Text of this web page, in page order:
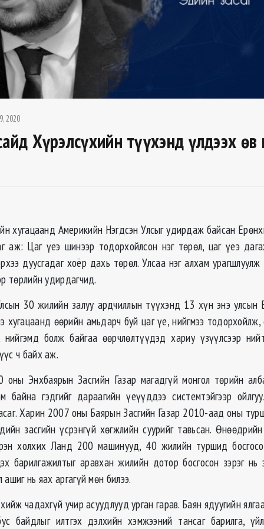
2020
Хүрэлсүхийн түүхэнд үлдээх
хугацаанд Америкийн Нэгдсэн Улсыг удирдаж байсан
аж: Цаг үеэ шинээр тодорхойлсон нэг төрөл, цаг үеэ
дуусгадаг хоёр дахь төрөл. Улсаа нэг алхам
төрлийн удирдагчид.
30 жилийн залуу ардчиллын түүхэнд 13 хүн энэ улсын
хугацаанд өөрийн амьдарч буй цаг үе, нийгмээ
болж байгаа өөрчлөлтүүдэд хариу үзүүлсээр
ч байх аж.
оны Энхбаярын Засгийн Газар магадгүй монгол төрийн
гэдгийг дараагийн үеүүддээ системтэйгээр
Харин 2007 оны Баярын Засгийн Газар 2010-аад оны
засгийн үсрэнгүй хөгжлийн суурийг тавьсан.
холхих Ланд 200 машинууд, 40 жилийн туршид
барилгажилтыг аравхан жилийн дотор босгосон зэрэг нь
нь яах аргагүй мөн билээ.
чадахгүй учир асуудлууд урган гарав. Баян ядуугийн
байдлыг илтгэх дэлхийн хэмжээний тансаг барилга,